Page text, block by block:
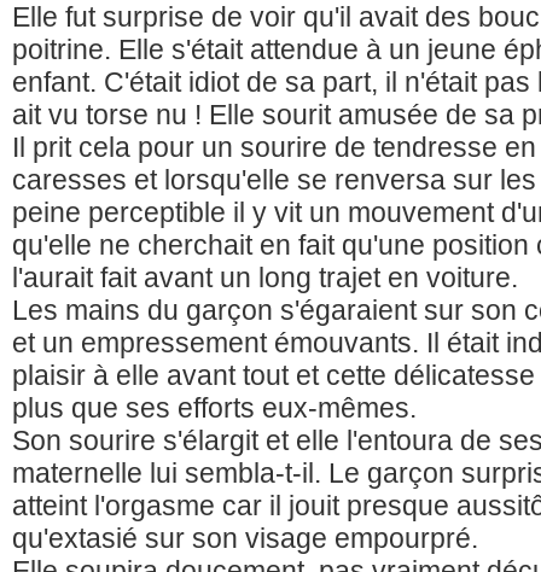
Elle fut surprise de voir qu'il avait des
poitrine. Elle s'était attendue à un jeune
enfant. C'était idiot de sa part, il n'était
ait vu torse nu ! Elle sourit amusée de sa
Il prit cela pour un sourire de tendresse
caresses et lorsqu'elle se renversa sur
peine perceptible il y vit un mouvement
qu'elle ne cherchait en fait qu'une
l'aurait fait avant un long trajet en voiture.
Les mains du garçon s'égaraient sur son
et un empressement émouvants. Il était
plaisir à elle avant tout et cette
plus que ses efforts eux-mêmes.
Son sourire s'élargit et elle l'entoura de
maternelle lui sembla-t-il. Le garçon
atteint l'orgasme car il jouit presque
qu'extasié sur son visage empourpré.